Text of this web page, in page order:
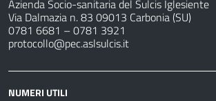
Azienda Socio-sanitaria del Sulcis Iglesiente
Via Dalmazia n. 83 09013 Carbonia (SU)
0781 6681 – 0781 3921
protocollo@pec.aslsulcis.it
NUMERI UTILI